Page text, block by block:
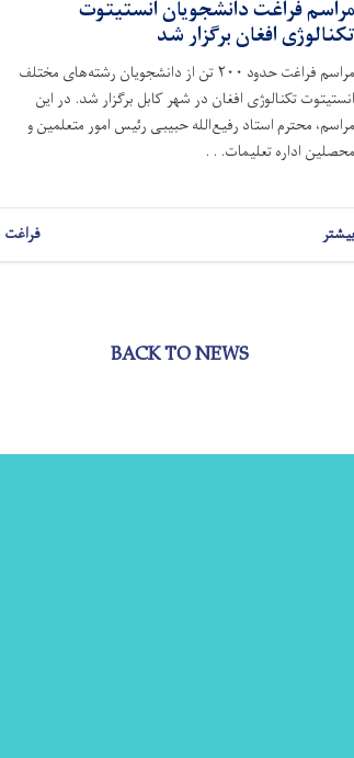
مراسم فراغت دانشجویان انستیتوت
تکنالوژی افغان برگزار شد
مراسم فراغت حدود ۲۰۰ تن از دانشجویان رشته‌های مختلف
انستیتوت تکنالوژی افغان در شهر کابل برگزار شد. در این
مراسم، محترم استاد رفیع‌الله حبیبی رئیس امور متعلمین و
محصلین اداره تعلیمات. . .
بیشتر فراغت
BACK TO NEWS